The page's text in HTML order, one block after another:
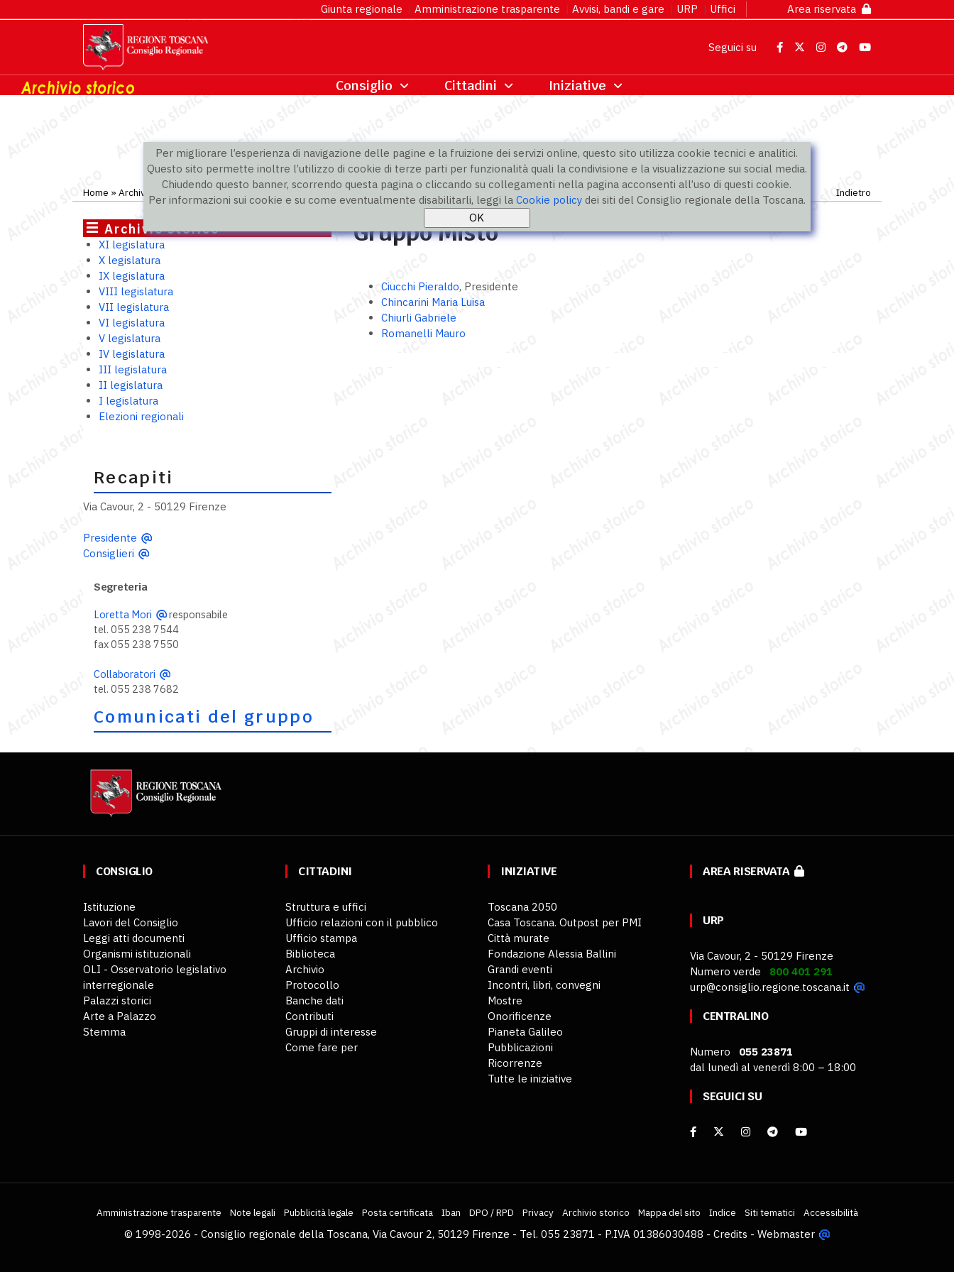
Per migliorare l’esperienza di navigazione delle pagine e la fruizione dei servizi online, questo sito utilizza cookie tecnici e analitici.
Questo sito permette inoltre l’utilizzo di cookie di terze parti per funzionalità quali la condivisione e la visualizzazione sui social media.
Chiudendo questo banner, scorrendo questa pagina o cliccando su collegamenti nella pagina acconsenti all’uso di questi cookie.
Per informazioni sui cookie e su come eventualmente disabilitarli, leggi la Cookie policydei siti del Consiglio regionale della Toscana.
Giunta regionale | Amministrazione trasparente | Avvisi, bandi e gare | URP | Uffici Area riservata
Seguici su
Home » Archivio storico»IX legislatura »Gruppi politici» Gruppo Misto Indietro
Archivio storico
XI legislatura
X legislatura
IX legislatura
VIII legislatura
VII legislatura
VI legislatura
V legislatura
IV legislatura
III legislatura
II legislatura
I legislatura
Elezioni regionali
Recapiti
Via Cavour, 2 - 50129 Firenze
Presidente
Consiglieri
Segreteria
Loretta Mori
responsabile
tel. 055 238 7544
fax 055 238 7550
Collaboratori
tel. 055 238 7682
Comunicati del gruppo
Gruppo Misto
Ciucchi Pieraldo, Presidente
Chincarini Maria Luisa
Chiurli Gabriele
Romanelli Mauro
CONSIGLIO
Istituzione
Lavori del Consiglio
Leggi atti documenti
Organismi istituzionali
OLI - Osservatorio legislativo
interregionale
Palazzi storici
Arte a Palazzo
Stemma
CITTADINI
Struttura e uffici
Ufficio relazioni con il pubblico
Ufficio stampa
Biblioteca
Archivio
Protocollo
Banche dati
Contributi
Gruppi di interesse
Come fare per
INIZIATIVE
Toscana 2050
Casa Toscana. Outpost per PMI
Città murate
Fondazione Alessia Ballini
Grandi eventi
Incontri, libri, convegni
Mostre
Onorificenze
Pianeta Galileo
Pubblicazioni
Ricorrenze
Tutte le iniziative
AREA RISERVATA
URP
Via Cavour, 2 - 50129 Firenze
Numero verde 800 401 291
urp@consiglio.regione.toscana.it
CENTRALINO
Numero 055 23871
dal lunedì al venerdì 8:00 – 18:00
SEGUICI SU
Amministrazione trasparente Note legali Pubblicità legale Posta certificata Iban DPO / RPD Privacy Archivio storico Mappa del sito Indice Siti tematici Accessibilità
© 1998-2026 - Consiglio regionale della Toscana, Via Cavour 2, 50129 Firenze - Tel. 055 23871 - P.IVA 01386030488 - Credits - Webmaster